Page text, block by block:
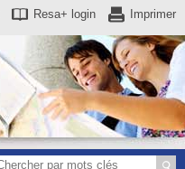
Imprimer
Resa+ login